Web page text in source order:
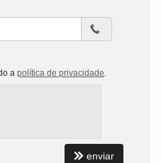
a política de privacidade
enviar